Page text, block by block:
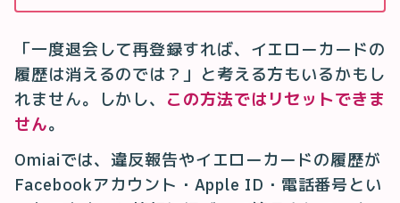
「一度退会して再登録すれば、イエローカードの
履歴は消えるのでは？」と考える方もいるかもし
れません。しかし、 この方法ではリセットできま
せん。
Omiaiでは、違反報告やイエローカードの履歴が
Facebookアカウント・Apple ID・電話番号とい